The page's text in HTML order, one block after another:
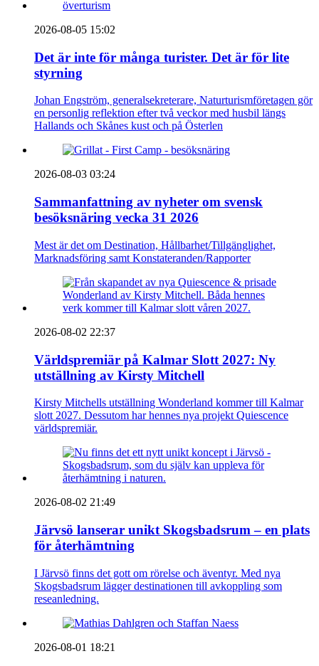
2026-08-05 15:02
Det är inte för många turister. Det är för lite
styrning
Johan Engström, generalsekreterare, Naturturismföretagen gör
en personlig reflektion efter två veckor med husbil längs
Hallands och Skånes kust och på Österlen
2026-08-03 03:24
Sammanfattning av nyheter om svensk
besöksnäring vecka 31 2026
Mest är det om Destination, Hållbarhet/Tillgänglighet,
Marknadsföring samt Konstateranden/Rapporter
2026-08-02 22:37
Världspremiär på Kalmar Slott 2027: Ny
utställning av Kirsty Mitchell
Kirsty Mitchells utställning Wonderland kommer till Kalmar
slott 2027. Dessutom har hennes nya projekt Quiescence
världspremiär.
2026-08-02 21:49
Järvsö lanserar unikt Skogsbadsrum – en plats
för återhämtning
I Järvsö finns det gott om rörelse och äventyr. Med nya
Skogsbadsrum lägger destinationen till avkoppling som
reseanledning.
2026-08-01 18:21